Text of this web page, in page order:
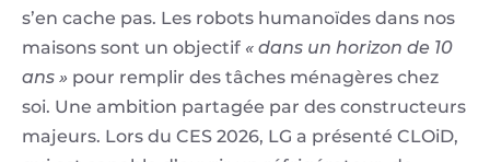
s’en cache pas. Les robots humanoïdes dans nos
maisons sont un objectif « dans un horizon de 10
ans » pour remplir des tâches ménagères chez
soi. Une ambition partagée par des constructeurs
majeurs. Lors du CES 2026, LG a présenté CLOiD,